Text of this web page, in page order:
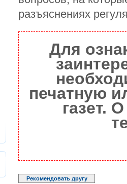
разъяснениях
Для
печатную
газет.
Рекомендовать другу